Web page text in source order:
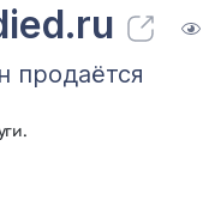
продаётся